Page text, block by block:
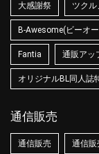
大感謝祭 ツクル
B-Awesome(ビーオ
Fantia 通販アッ
オリジナルBL同人誌
通信販売
通信販売 通信販